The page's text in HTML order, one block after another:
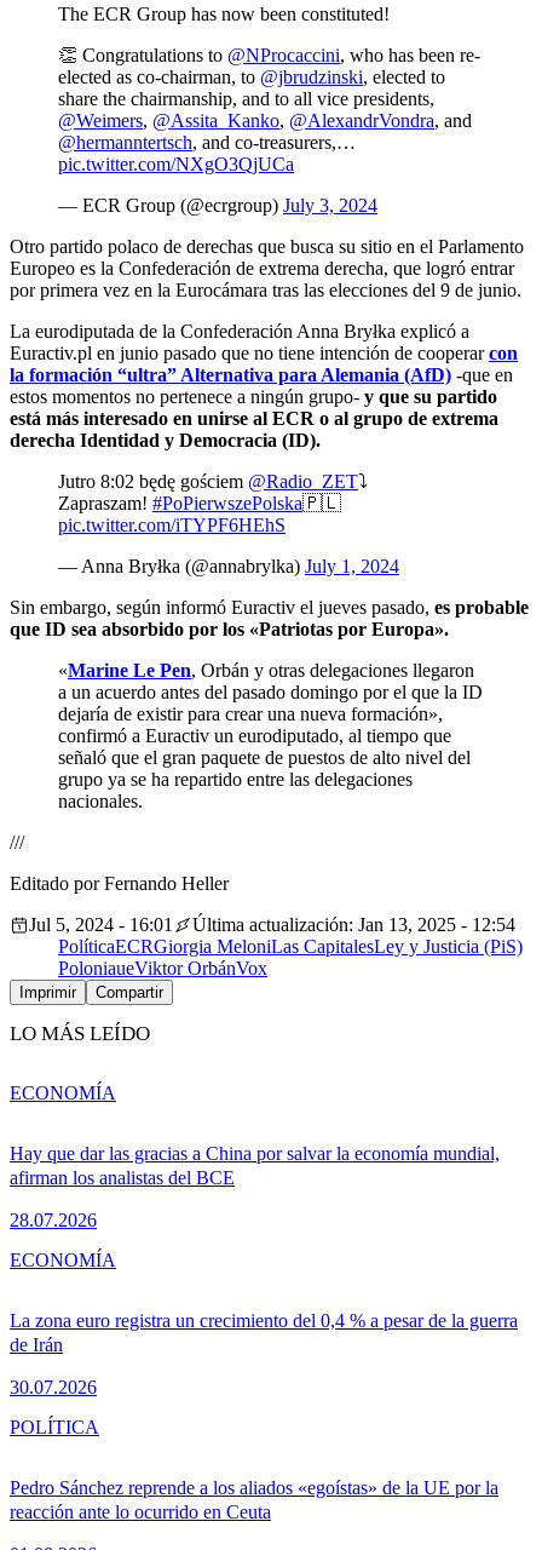
The ECR Group has now been constituted!
👏 Congratulations to @NProcaccini, who has been re-
elected as co-chairman, to @jbrudzinski, elected to
share the chairmanship, and to all vice presidents,
@Weimers, @Assita_Kanko, @AlexandrVondra, and
@hermanntertsch, and co-treasurers,…
pic.twitter.com/NXgO3QjUCa
— ECR Group (@ecrgroup) July 3, 2024
Otro partido polaco de derechas que busca su sitio en el Parlamento
Europeo es la Confederación de extrema derecha, que logró entrar
por primera vez en la Eurocámara tras las elecciones del 9 de junio.
La eurodiputada de la Confederación Anna Bryłka explicó a
Euractiv.pl en junio pasado que no tiene intención de cooperarcon
la formación “ultra” Alternativa para Alemania (AfD) -que en
estos momentos no pertenece a ningún grupo- y que su partido
está más interesado en unirse al ECR o al grupo de extrema
derecha Identidad y Democracia (ID).
Jutro 8:02 będę gościem @Radio_ZET⤵️
Zapraszam! #PoPierwszePolska🇵🇱
pic.twitter.com/iTYPF6HEhS
— Anna Bryłka (@annabrylka) July 1, 2024
Sin embargo, según informó Euractiv el jueves pasado, es probable
que ID sea absorbido por los «Patriotas por Europa».
«Marine Le Pen, Orbán y otras delegaciones llegaron
a un acuerdo antes del pasado domingo por el que la ID
dejaría de existir para crear una nueva formación»,
confirmó a Euractiv un eurodiputado, al tiempo que
señaló que el gran paquete de puestos de alto nivel del
grupo ya se ha repartido entre las delegaciones
nacionales.
///
Editado por Fernando Heller
Jul 5, 2024 - 16:01
Última actualización: Jan 13, 2025 - 12:54
PolíticaECRGiorgia MeloniLas CapitalesLey y Justicia (PiS)
PoloniaueViktor OrbánVox
Imprimir Compartir
LO MÁS LEÍDO
Hay que dar las gracias a China por salvar la economía mundial,
afirman los analistas del BCE
28.07.2026
ECONOMÍA
La zona euro registra un crecimiento del 0,4 % a pesar de la guerra
de Irán
30.07.2026
ECONOMÍA
Pedro Sánchez reprende a los aliados «egoístas» de la UE por la
reacción ante lo ocurrido en Ceuta
POLÍTICA